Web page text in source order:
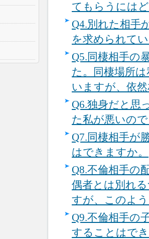
てもらうには
Q4.別れた相手
を求められて
Q5.同棲相手の
た。同棲場所
いますが、依
Q6.独身だと思
た私が悪いの
Q7.同棲相手が
はできますか。
Q8.不倫相手の
偶者とは別れ
すが、このよ
Q9.不倫相手の
することはで